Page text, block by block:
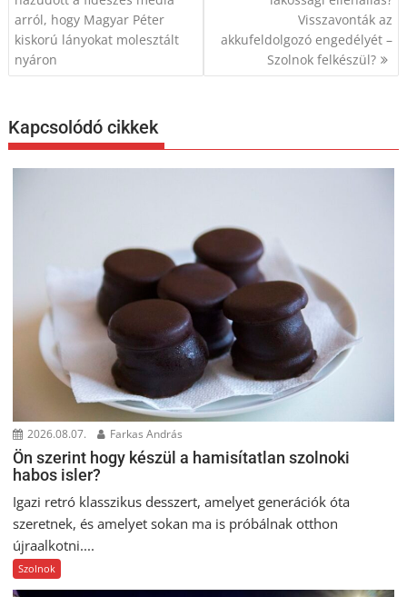
arról, hogy Magyar Péter
kiskorú lányokat molesztált
nyáron
Visszavonták az
akkufeldolgozó engedélyét –
Szolnok felkészül?
Kapcsolódó cikkek
2026.08.07. Farkas András
Ön szerint hogy készül a hamisítatlan szolnoki
habos isler?
Igazi retró klasszikus desszert, amelyet generációk óta
szeretnek, és amelyet sokan ma is próbálnak otthon
újraalkotni....
Szolnok